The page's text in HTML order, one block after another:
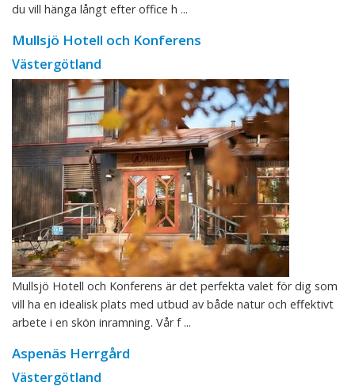
du vill hänga långt efter office h ...
Mullsjö Hotell och Konferens
Västergötland
Mullsjö Hotell och Konferens är det perfekta valet för dig som
vill ha en idealisk plats med utbud av både natur och effektivt
arbete i en skön inramning. Vår f ...
Aspenäs Herrgård
Västergötland